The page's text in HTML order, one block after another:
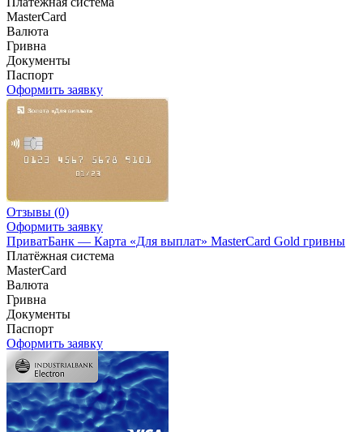
MasterCard
Валюта
Гривна
Документы
Паспорт
Оформить заявку
Отзывы (0)
Оформить заявку
ПриватБанк — Карта «Для выплат» MasterCard Gold гривны
Платёжная система
MasterCard
Валюта
Гривна
Документы
Паспорт
Оформить заявку